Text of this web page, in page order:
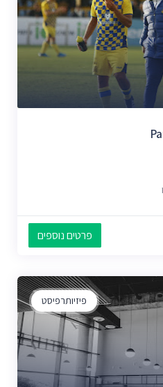
פרטים נוספים
פיזיותרפיסט